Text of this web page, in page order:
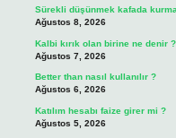
Sürekli düşünmek kafada
Ağustos 8, 2026
Kalbi kırık olan birine ne denir ?
Ağustos 7, 2026
Better than nasıl kullanılır ?
Ağustos 6, 2026
Katılım hesabı faize girer mi ?
Ağustos 5, 2026